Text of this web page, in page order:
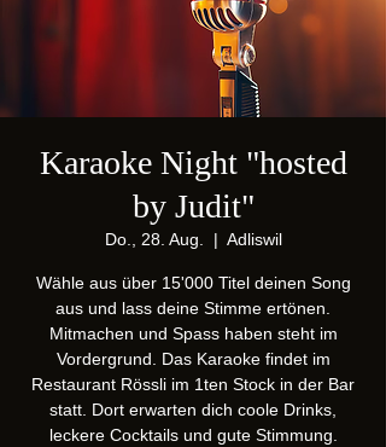
Karaoke Night "hosted
by Judit"
Do., 28. Aug.
  |
Adliswil
Wähle aus über 15'000 Titel deinen Song
aus und lass deine Stimme ertönen.
Mitmachen und Spass haben steht im
Vordergrund. Das Karaoke findet im
Restaurant Rössli im 1ten Stock in der Bar
statt. Dort erwarten dich coole Drinks,
leckere Cocktails und gute Stimmung.